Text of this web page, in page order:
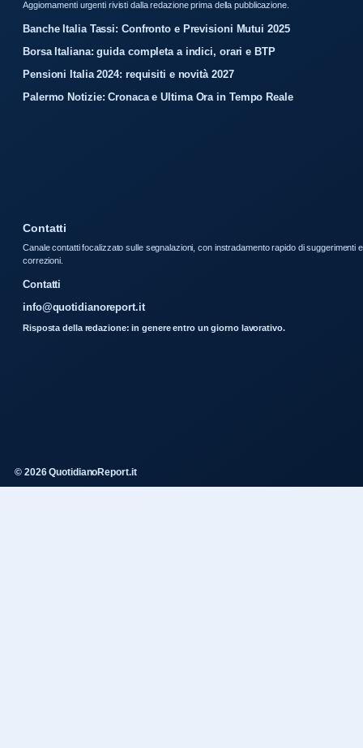
Aggiornamenti urgenti rivisti dalla redazione prima della pubblicazione.
Banche Italia Tassi: Confronto e Previsioni Mutui 2025
Borsa Italiana: guida completa a indici, orari e BTP
Pensioni Italia 2024: requisiti e novità 2027
Palermo Notizie: Cronaca e Ultima Ora in Tempo Reale
Contatti
Canale contatti focalizzato sulle segnalazioni, con instradamento rapido di suggerimenti e
correzioni.
Contatti
info@quotidianoreport.it
Risposta della redazione: in genere entro un giorno lavorativo.
© 2026 QuotidianoReport.it